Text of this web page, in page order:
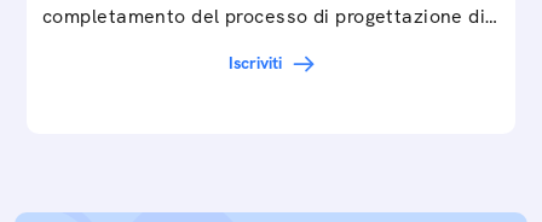
completamento del processo di progettazione di
Iscriviti